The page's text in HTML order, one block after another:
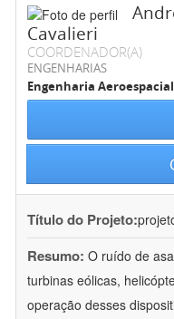
Cavalieri
COORDENADOR(A)
ENGENHARIAS
Engenharia Aeroespacial
Título do Projeto:
Resumo: O ruído de
turbinas eólicas,
operação desses